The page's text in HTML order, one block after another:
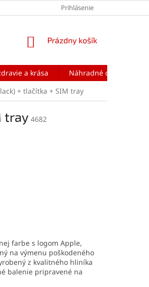
Prihlásenie
NÁKUPNÝ
Prázdny košík
a krása
Náhradné diely na
+ tlačítka + SIM tray
tray 4682
farbe s logom Apple,
na výmenu poškodeného
z kvalitného hliníka
balenie pripravené na